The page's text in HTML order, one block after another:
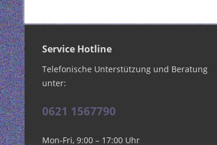
Service Hotline
Telefonische Unterstützung und Beratung
unter:
0621 1567790
Mon-Fri, 9:00 – 17:00 Uhr